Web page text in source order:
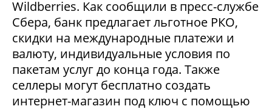
Wildberries. Как сообщили в пресс-службе
Сбера, банк предлагает льготное РКО,
скидки на международные платежи и
валюту, индивидуальные условия по
пакетам услуг до конца года. Также
селлеры могут бесплатно создать
интернет-магазин под ключ с помощью